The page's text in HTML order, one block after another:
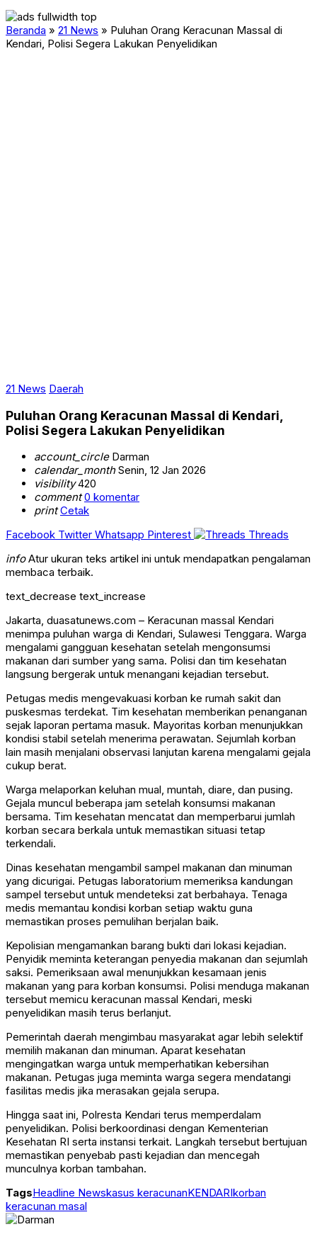
Beranda » 21 News » Puluhan Orang Keracunan Massal di
Kendari, Polisi Segera Lakukan Penyelidikan
21 News Daerah
Puluhan Orang Keracunan Massal di Kendari,
Polisi Segera Lakukan Penyelidikan
account_circleDarman
calendar_monthSenin, 12 Jan 2026
visibility420
comment 0 komentar
print Cetak
Facebook Twitter Whatsapp Pinterest
Threads
infoAtur ukuran teks artikel ini untuk mendapatkan pengalaman
membaca terbaik.
text_decrease text_increase
Jakarta, duasatunews.com – Keracunan massal Kendari
menimpa puluhan warga di Kendari, Sulawesi Tenggara. Warga
mengalami gangguan kesehatan setelah mengonsumsi
makanan dari sumber yang sama. Polisi dan tim kesehatan
langsung bergerak untuk menangani kejadian tersebut.
Petugas medis mengevakuasi korban ke rumah sakit dan
puskesmas terdekat. Tim kesehatan memberikan penanganan
sejak laporan pertama masuk. Mayoritas korban menunjukkan
kondisi stabil setelah menerima perawatan. Sejumlah korban
lain masih menjalani observasi lanjutan karena mengalami gejala
cukup berat.
Warga melaporkan keluhan mual, muntah, diare, dan pusing.
Gejala muncul beberapa jam setelah konsumsi makanan
bersama. Tim kesehatan mencatat dan memperbarui jumlah
korban secara berkala untuk memastikan situasi tetap
terkendali.
Dinas kesehatan mengambil sampel makanan dan minuman
yang dicurigai. Petugas laboratorium memeriksa kandungan
sampel tersebut untuk mendeteksi zat berbahaya. Tenaga
medis memantau kondisi korban setiap waktu guna
memastikan proses pemulihan berjalan baik.
Kepolisian mengamankan barang bukti dari lokasi kejadian.
Penyidik meminta keterangan penyedia makanan dan sejumlah
saksi. Pemeriksaan awal menunjukkan kesamaan jenis
makanan yang para korban konsumsi. Polisi menduga makanan
tersebut memicu keracunan massal Kendari, meski
penyelidikan masih terus berlanjut.
Pemerintah daerah mengimbau masyarakat agar lebih selektif
memilih makanan dan minuman. Aparat kesehatan
mengingatkan warga untuk memperhatikan kebersihan
makanan. Petugas juga meminta warga segera mendatangi
fasilitas medis jika merasakan gejala serupa.
Hingga saat ini, Polresta Kendari terus memperdalam
penyelidikan. Polisi berkoordinasi dengan Kementerian
Kesehatan RI serta instansi terkait. Langkah tersebut bertujuan
memastikan penyebab pasti kejadian dan mencegah
munculnya korban tambahan.
TagsHeadline Newskasus keracunanKENDARIkorban
keracunan masal